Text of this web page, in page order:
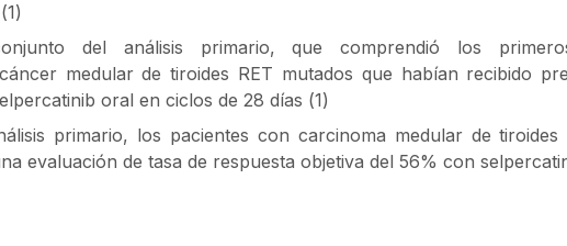
del análisis primario, que comprendió los
medular de tiroides RET mutados que habían recibido
oral en ciclos de 28 días (1)
primario, los pacientes con carcinoma medular de tiroides
evaluación de tasa de respuesta objetiva del 56% con